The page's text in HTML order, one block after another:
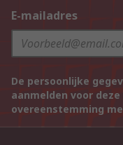
E-mailadres
De persoonlijke
aanmelden voor
overeenstemming